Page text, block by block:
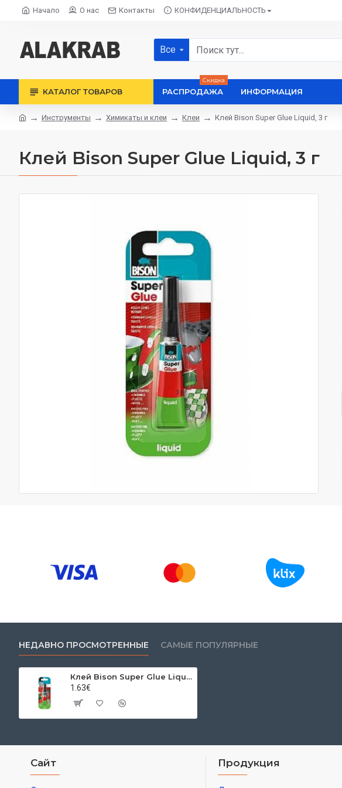
Начало О нас Контакты КОНФИДЕНЦИАЛЬНОСТЬ
Все
КАТАЛОГ ТОВАРОВ РАСПРОДАЖА
Скидка
ИНФОРМАЦИЯ
Инструменты Химикаты и клеи Клеи Клей Bison Super Glue Liquid, 3 г
Клей Bison Super Glue Liquid, 3 г
НЕДАВНО ПРОСМОТРЕННЫЕ САМЫЕ ПОПУЛЯРНЫЕ
Клей Bison Super Glue Liquid, 3 г
1.63€
Сайт Продукция